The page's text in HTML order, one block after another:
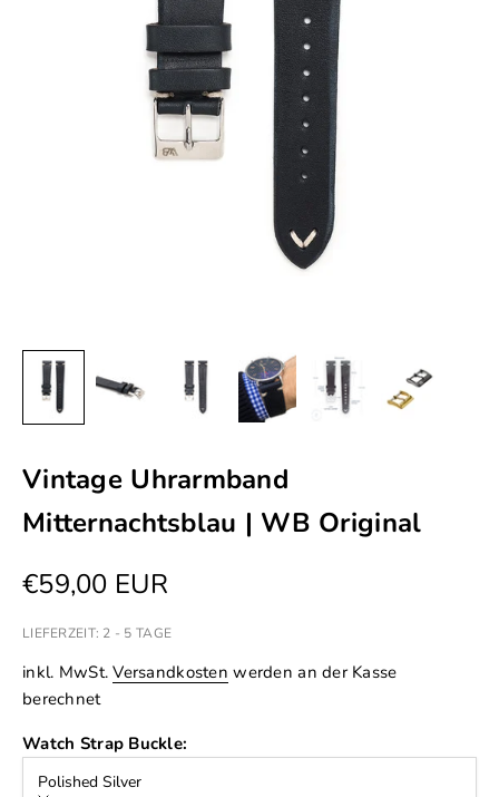
Vintage Uhrarmband
Mitternachtsblau | WB Original
Angebot
€59,00 EUR
LIEFERZEIT: 2 - 5 TAGE
inkl. MwSt.Versandkosten werden an der Kasse
berechnet
Watch Strap Buckle:
Polished Silver